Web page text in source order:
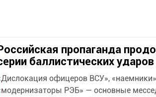
пропаганда
баллистических
офицеров ВСУ»,
РЭБ» — основные